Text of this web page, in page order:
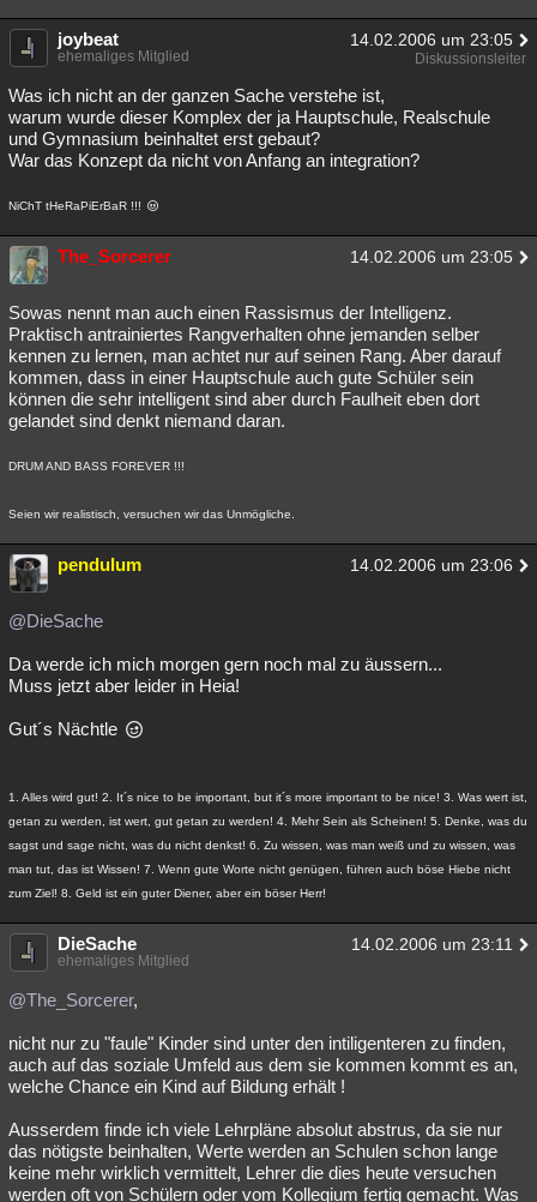
joybeat 14.02.2006 um 23:05
ehemaliges Mitglied Diskussionsleiter
Was ich nicht an der ganzen Sache verstehe ist,
warum wurde dieser Komplex der ja Hauptschule, Realschule
und Gymnasium beinhaltet erst gebaut?
War das Konzept da nicht von Anfang an integration?
NiChT tHeRaPiErBaR !!!
The_Sorcerer 14.02.2006 um 23:05
Sowas nennt man auch einen Rassismus der Intelligenz.
Praktisch antrainiertes Rangverhalten ohne jemanden selber
kennen zu lernen, man achtet nur auf seinen Rang. Aber darauf
kommen, dass in einer Hauptschule auch gute Schüler sein
können die sehr intelligent sind aber durch Faulheit eben dort
gelandet sind denkt niemand daran.
DRUM AND BASS FOREVER !!!
Seien wir realistisch, versuchen wir das Unmögliche.
pendulum 14.02.2006 um 23:06
@DieSache
Da werde ich mich morgen gern noch mal zu äussern...
Muss jetzt aber leider in Heia!
Gut´s Nächtle
1. Alles wird gut! 2. It´s nice to be important, but it´s more important to be nice! 3. Was wert ist,
getan zu werden, ist wert, gut getan zu werden! 4. Mehr Sein als Scheinen! 5. Denke, was du
sagst und sage nicht, was du nicht denkst! 6. Zu wissen, was man weiß und zu wissen, was
man tut, das ist Wissen! 7. Wenn gute Worte nicht genügen, führen auch böse Hiebe nicht
zum Ziel! 8. Geld ist ein guter Diener, aber ein böser Herr!
DieSache 14.02.2006 um 23:11
ehemaliges Mitglied
@The_Sorcerer,
nicht nur zu "faule" Kinder sind unter den intiligenteren zu finden,
auch auf das soziale Umfeld aus dem sie kommen kommt es an,
welche Chance ein Kind auf Bildung erhält !
Ausserdem finde ich viele Lehrpläne absolut abstrus, da sie nur
das nötigste beinhalten, Werte werden an Schulen schon lange
keine mehr wirklich vermittelt, Lehrer die dies heute versuchen
werden oft von Schülern oder vom Kollegium fertig gemacht. Was